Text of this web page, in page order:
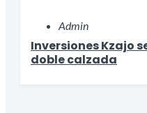
Admin
Inversiones Kzajo
doble calzada